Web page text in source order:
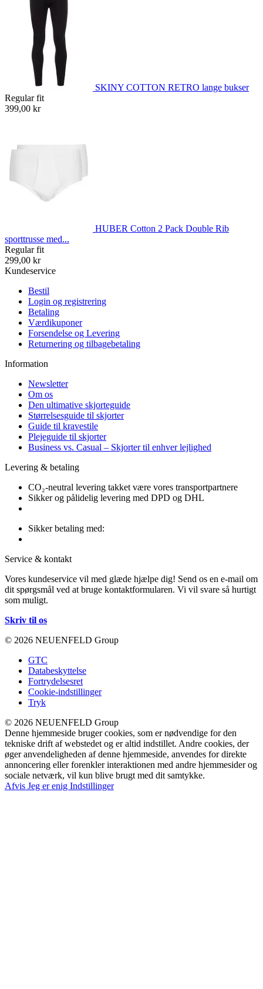
SKINY COTTON RETRO lange bukser
Regular fit
399,00 kr
HUBER Cotton 2 Pack Double Rib
sporttrusse med...
Regular fit
299,00 kr
Kundeservice
Bestil
Login og registrering
Betaling
Værdikuponer
Forsendelse og Levering
Returnering og tilbagebetaling
Information
Newsletter
Om os
Den ultimative skjorteguide
Størrelsesguide til skjorter
Guide til kravestile
Plejeguide til skjorter
Business vs. Casual – Skjorter til enhver lejlighed
Levering & betaling
CO₂-neutral levering takket være vores transportpartnere
Sikker og pålidelig levering med DPD og DHL
Sikker betaling med:
Service & kontakt
Vores kundeservice vil med glæde hjælpe dig! Send os en e-mail om
dit spørgsmål ved at bruge kontaktformularen. Vi vil svare så hurtigt
som muligt.
Skriv til os
© 2026 NEUENFELD Group
GTC
Databeskyttelse
Fortrydelsesret
Cookie-indstillinger
Tryk
© 2026 NEUENFELD Group
Denne hjemmeside bruger cookies, som er nødvendige for den
tekniske drift af webstedet og er altid indstillet. Andre cookies, der
øger anvendeligheden af denne hjemmeside, anvendes for direkte
annoncering eller forenkler interaktionen med andre hjemmesider og
sociale netværk, vil kun blive brugt med dit samtykke.
Afvis Jeg er enig Indstillinger